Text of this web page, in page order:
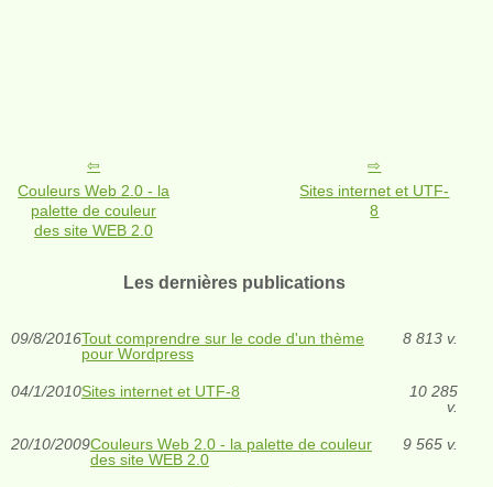
Couleurs Web 2.0 - la
palette de couleur
des site WEB 2.0
Sites internet et UTF-
8
Les dernières publications
09/8/2016Tout comprendre sur le code d'un thème
pour Wordpress
8 813 v.
04/1/2010Sites internet et UTF-8
10 285
v.
20/10/2009Couleurs Web 2.0 - la palette de couleur
des site WEB 2.0
9 565 v.